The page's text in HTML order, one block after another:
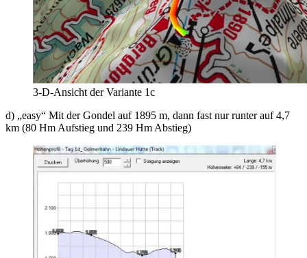
3-D-Ansicht der Variante 1c
d) „easy“ Mit der Gondel auf 1895 m, dann fast nur runter auf 4,7
km (80 Hm Aufstieg und 239 Hm Abstieg)